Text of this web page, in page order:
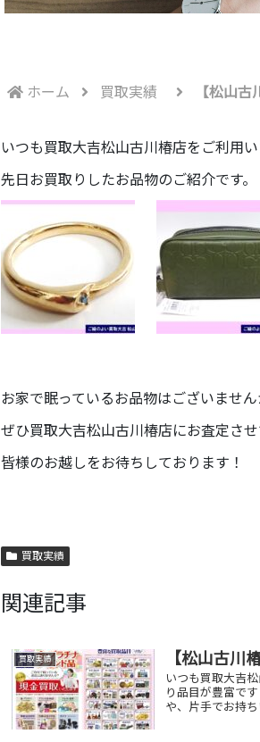
ホーム 買取実績 【松山
いつも買取大吉松山古川椿店をご利用
先日お買取りしたお品物のご紹介です。
お家で眠っているお品物はございません
ぜひ買取大吉松山古川椿店にお査定さ
皆様のお越しをお待ちしております！
買取実績
関連記事
買取実績 【松山古川
いつも買取大吉
り品目が豊富で
や、片手でお持